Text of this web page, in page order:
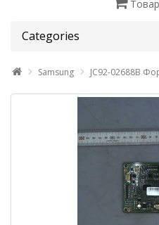
Categories
Samsung JC92-02688B